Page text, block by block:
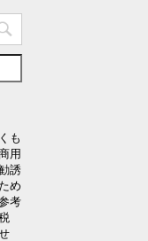
も
用
誘
め
考